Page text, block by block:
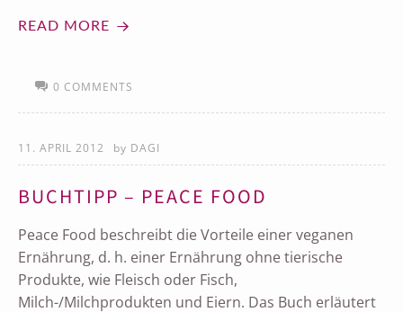
READ MORE
0 COMMENTS
11. APRIL 2012 by DAGI
BUCHTIPP – PEACE FOOD
Peace Food beschreibt die Vorteile einer veganen
Ernährung, d. h. einer Ernährung ohne tierische
Produkte, wie Fleisch oder Fisch,
Milch-/Milchprodukten und Eiern. Das Buch erläutert